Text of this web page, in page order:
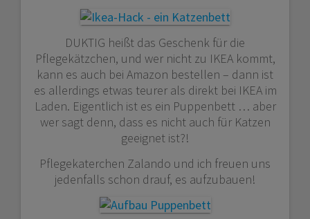
DUKTIG heißt das Geschenk für die
Pflegekätzchen, und wer nicht zu IKEA kommt,
kann es auch bei Amazon bestellen – dann ist
es allerdings etwas teurer als direkt bei IKEA im
Laden. Eigentlich ist es ein Puppenbett … aber
wer sagt denn, dass es nicht auch für Katzen
geeignet ist?!
Pflegekaterchen Zalando und ich freuen uns
jedenfalls schon drauf, es aufzubauen!